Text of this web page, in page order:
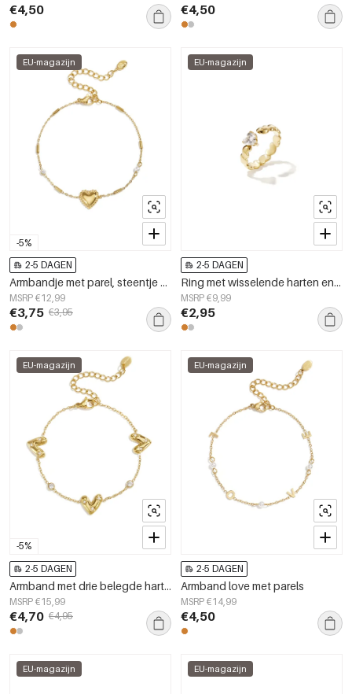
€4,50 €4,50
-5%
EU-magazijn
2-5 DAGEN
Armbandje met parel, steentje en statement hart
MSRP €12,99
€3,75 €3,95
EU-magazijn
2-5 DAGEN
Ring met wisselende harten en zirkonia
MSRP €9,99
€2,95
-5%
EU-magazijn
2-5 DAGEN
Armband met drie belegde harten en ronde zirkonia steentjes
MSRP €15,99
€4,70 €4,95
EU-magazijn
2-5 DAGEN
Armband love met parels
MSRP €14,99
€4,50
EU-magazijn EU-magazijn